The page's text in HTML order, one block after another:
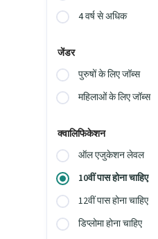
4 वर्ष से अधिक
जेंडर
पुरुषों के लिए जॉब्स
महिलाओं के लिए जॉब्स
क्वालिफिकेशन
ऑल एजुकेशन लेवल
10वीं पास होना चाहिए
12वीं पास होना चाहिए
डिप्लोमा होना चाहिए